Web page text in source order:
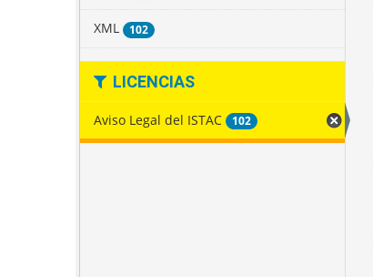
XML 102
LICENCIAS
Aviso Legal del ISTAC 102